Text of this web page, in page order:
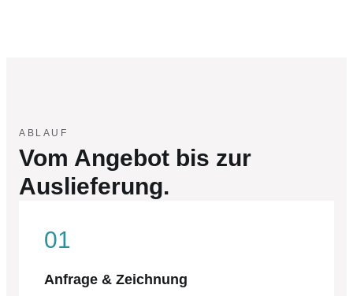
ABLAUF
Vom Angebot bis zur
Auslieferung.
01
Anfrage & Zeichnung